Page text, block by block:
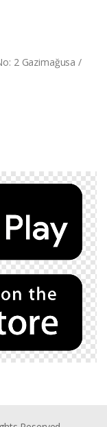
2 Gazimağusa /